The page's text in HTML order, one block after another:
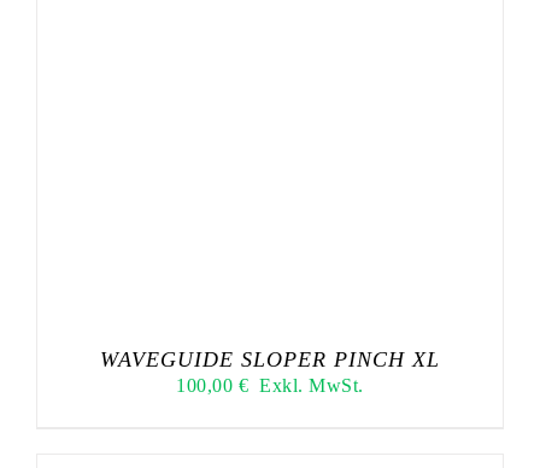
WAVEGUIDE SLOPER PINCH XL
100,00 € Exkl. MwSt.